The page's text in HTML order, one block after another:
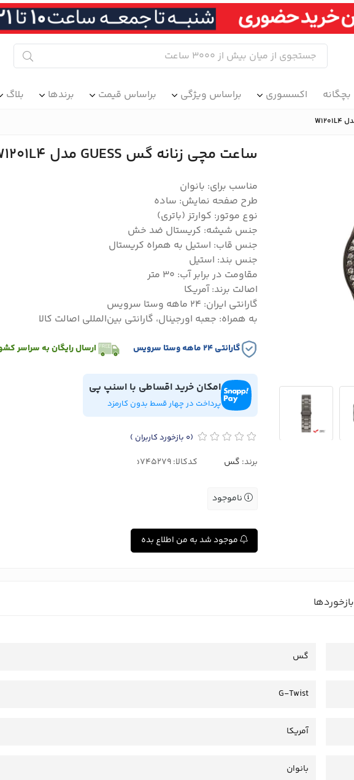
بچگانه اکسسوری براساس ویژگی براساس قیمت برندها بلاگ
ساعت مچی زنانه گس GUESS مدل W1201L4
مناسب برای: بانوان
طرح صفحه نمایش: ساده
نوع موتور: کوارتز (باتری)
جنس شیشه: کریستال ضد خش
جنس قاب: استیل به همراه کریستال
جنس بند: استیل
مقاومت در برابر آب: ۳۰ متر
اصالت برند: آمریکا
گارانتی ایران: ۲۴ ماهه وستا سرویس
به همراه: جعبه اورجینال، گارانتی بین‌المللی اصالت کالا
گارانتی ۲۴ ماهه وستا سرویس ارسال رایگان به سراسر
امکان خرید اقساطی با اسنپ پی
پرداخت در چهار قسط بدون کارمزد
(0 بازخورد کاربران )
برند: گس کدکالا:
ناموجود
موجود شد به من اطلاع بده
بازخوردها
گس
G-Twist
آمریکا
بانوان